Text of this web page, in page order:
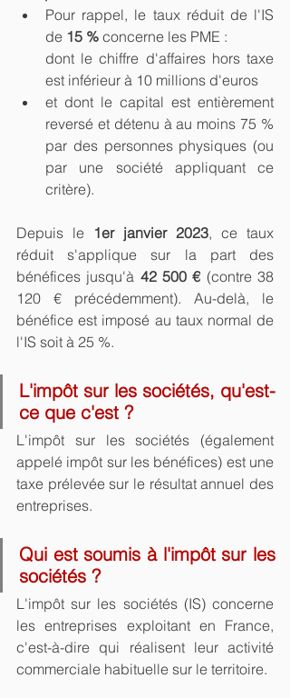
Pour rappel, le taux réduit de l'IS
de 15 % concerne les PME :
dont le chiffre d'affaires hors taxe
est inférieur à 10 millions d'euros
et dont le capital est entièrement
reversé et détenu à au moins 75 %
par des personnes physiques (ou
par une société appliquant ce
critère).
Depuis le 1er janvier 2023, ce taux
réduit s'applique sur la part des
bénéfices jusqu'à 42 500 € (contre 38
120 € précédemment). Au-delà, le
bénéfice est imposé au taux normal de
l'IS soit à 25 %.
L'impôt sur les sociétés, qu'est-
ce que c'est ?
L'impôt sur les sociétés (également
appelé impôt sur les bénéfices) est une
taxe prélevée sur le résultat annuel des
entreprises.
Qui est soumis à l'impôt sur les
sociétés ?
L'impôt sur les sociétés (IS) concerne
les entreprises exploitant en France,
c'est-à-dire qui réalisent leur activité
commerciale habituelle sur le territoire.